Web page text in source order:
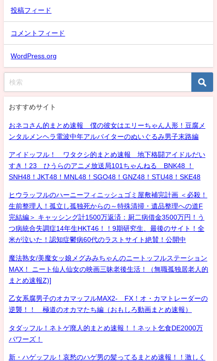
投稿フィード
コメントフィード
WordPress.org
おすすめサイト
おネコさん的まとめ速報 僕の彼女はエリーちゃん人形！豆腐メ
ンタルメンヘラ電波中年アルバイターのぬいぐるみ男子末路編
アイドッフル！ ワタクシ的まとめ速報 地下格闘アイドルだい
すき！23 ひうらのアニメ放送局101ちゃんねる BNK48 ！
SNH48！JKT48！MNL48！SGO48！GNZ48！STU48！SKE48
ヒウラッフルのハーニーフィニッシュゴミ屋敷補完計画 ＜必殺！
生前整理人！孤立し孤独死からの～特殊清掃・遺品整理への道F
完結編＞ キャッシング計1500万返済：厨二病借金3500万円！う
つ病統合失調症14年生HKT46！！9期研究生、最後のサイト！全
米が泣いた！認知症鬱病60代のラストサイト絶賛！公開中
魔法熟女/美魔女ッ娘メグみみちゃんのニートッフルステーション
MAX！ ニート仙人仙女の映画三昧老後生活！（無職孤独居老人的
まとめ速報Z)]
乙女系腐男子のオカマッフルMAX2- FX！オ・カマトレーダーの
逆襲！！ 極道のオカマたち編（おもしろ動画まとめ速報）
タダッフル！ネトゲ廃人的まとめ速報！！ネット乞食DE2000万
パワーズ！
新・ハゲッフル！哀愁のハゲ男の髪ってるまとめ速報！！激しく